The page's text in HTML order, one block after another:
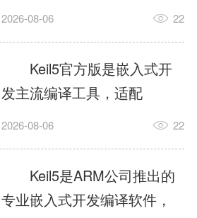
激发出来实力。而
AgentSkill，就是给AI大脑装
上的一双机械手，它真的能
解决很多问题。1什么是
AgentSkillSkill指...
ARM、51内核单片机提供编
力，代码编译稳定，调试工
具成熟，大量开源项目基于
该平台开发。新项目需要单
独下载对应芯片支持包，新
手配置难度较高，正版商业
授权费用不菲，未授权版本
存在程序容量限制，适合硬
2026-08-06 22
Keil5官方版是嵌入式开
发主流编译工具，适配
STM32、51单片机等多款芯
在线调试、代码仿真，兼容
众多厂商芯片安装包。软件
需要手动添加器件库，初次
2026-08-06 22
Keil5是ARM公司推出的
专业嵌入式开发编译软件，